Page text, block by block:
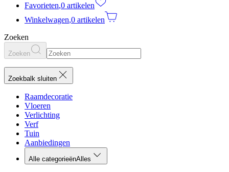
Favorieten,0 artikelen
Winkelwagen,0 artikelen
Zoeken
Zoeken
Zoekbalk sluiten
Raamdecoratie
Vloeren
Verlichting
Verf
Tuin
Aanbiedingen
Alle categorieënAlles